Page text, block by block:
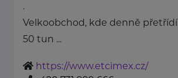
.
Velkoobchod, kde denně přetřídí
50 tun ...
https://www.etcimex.cz/